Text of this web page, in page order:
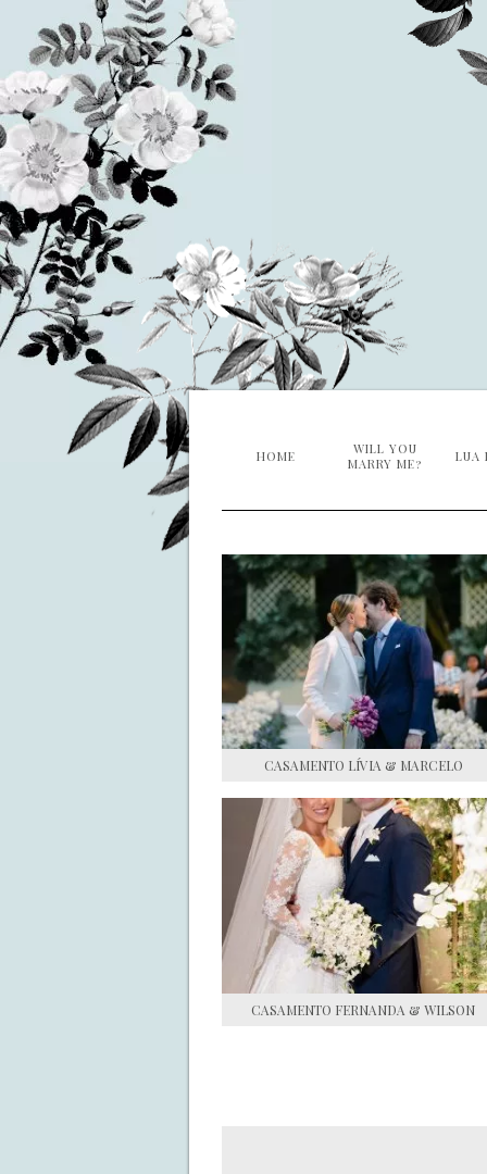
HOME
WILL YOU
MARRY ME?
LUA
CASAMENTO LÍVIA & MARCELO
CASAMENTO FERNANDA & WILSON